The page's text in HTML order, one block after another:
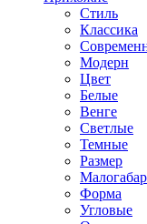
Стиль
Классика
Модерн
Цвет
Белые
Венге
Светлые
Темные
Размер
Форма
Угловые